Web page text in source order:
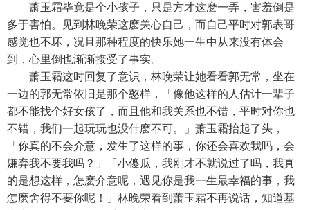
萧玉霜毕竟是个小孩子，只是方才这麽一弄，害羞倒是
多于害怕。见到林晚荣这麽关心自己，而自己平时对郭表哥
感觉也不坏，况且那种程度的快乐她一生中从来没有体会
到，心里倒也渐渐接受了事实。
萧玉霜这时回复了意识，林晚荣让她看看郭无常，坐在
一边的郭无常依旧是那个憨样，「像他这样的人估计一辈子
都不能找个好女孩了，而且他和我关系也不错，平时对你也
不错，我们一起玩玩也没什麽不可。」萧玉霜抬起了头，
「你真的不会介意，发生了这样的事，你还会喜欢我吗，会
嫌弃我不要我吗？」「小傻瓜，我刚才不就说过了吗，我真
的是想这样，怎麽介意呢，遇见你是我一生最幸福的事，我
怎麽舍得不要你呢！」林晚荣看到萧玉霜不再说话，知道基